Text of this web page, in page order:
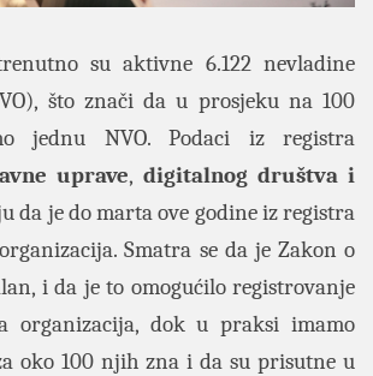
su aktivne 6.122 nevladine
što znači da u prosjeku na 100
jednu NVO. Podaci iz registra
uprave, digitalnog društva i
da je do marta ove godine iz registra
Smatra se da je Zakon o
i da je to omogućilo registrovanje
organizacija, dok u praksi imamo
oko 100 njih zna i da su prisutne u